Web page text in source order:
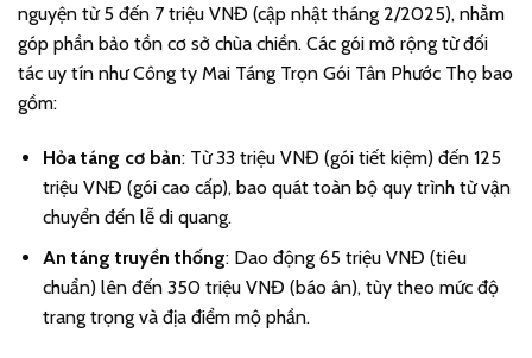
nguyện từ 5 đến 7 triệu VNĐ (cập nhật tháng 2/2025), nhằm
góp phần bảo tồn cơ sở chùa chiền. Các gói mở rộng từ đối
tác uy tín như Công ty Mai Táng Trọn Gói Tân Phước Thọ bao
gồm:
Hỏa táng cơ bản: Từ 33 triệu VNĐ (gói tiết kiệm) đến 125
triệu VNĐ (gói cao cấp), bao quát toàn bộ quy trình từ vận
chuyển đến lễ di quang.
An táng truyền thống: Dao động 65 triệu VNĐ (tiêu
chuẩn) lên đến 350 triệu VNĐ (báo ân), tùy theo mức độ
trang trọng và địa điểm mộ phần.